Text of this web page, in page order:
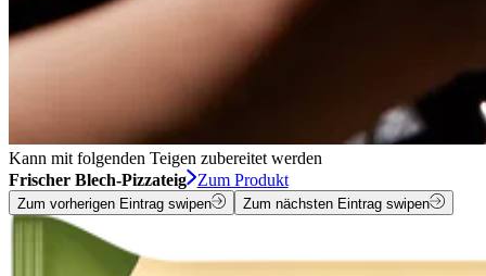
Kann mit folgenden Teigen zubereitet werden
Frischer Blech-Pizzateig
Zum Produkt
Zum vorherigen Eintrag swipen Zum nächsten Eintrag swipen